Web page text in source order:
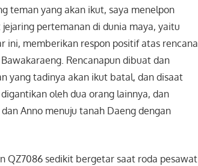
teman yang akan ikut, saya menelpon
pertemanan di dunia maya, yaitu
ini, memberikan respon positif atas rencana
Rencanapun dibuat dan
yang tadinya akan ikut batal, dan disaat
oleh dua orang lainnya, dan
Anno menuju tanah Daeng dengan
QZ7086 sedikit bergetar saat roda pesawat